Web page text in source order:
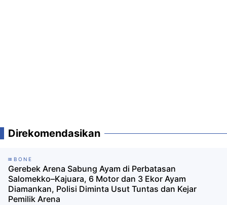
Direkomendasikan
BONE
Gerebek Arena Sabung Ayam di Perbatasan
Salomekko–Kajuara, 6 Motor dan 3 Ekor Ayam
Diamankan, Polisi Diminta Usut Tuntas dan Kejar
Pemilik Arena